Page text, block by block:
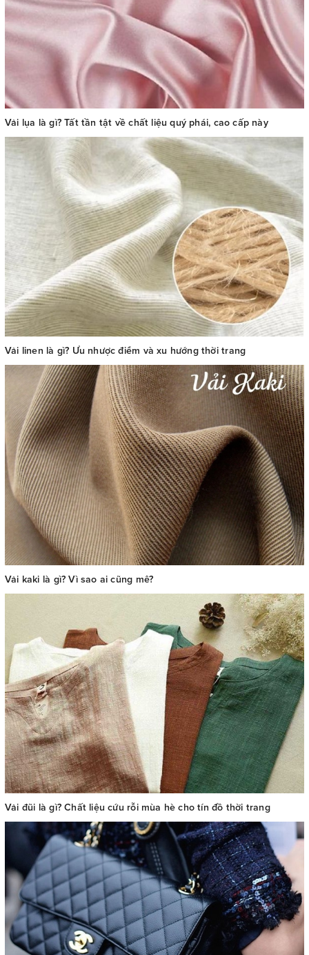
Vải lụa là gì? Tất tần tật về chất liệu quý phái, cao cấp này
Vải linen là gì? Ưu nhược điểm và xu hướng thời trang
Vải kaki là gì? Vì sao ai cũng mê?
Vải đũi là gì? Chất liệu cứu rỗi mùa hè cho tín đồ thời trang